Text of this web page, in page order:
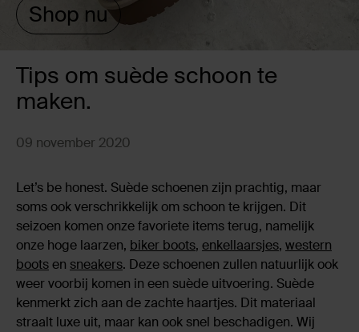
Tips om suède schoon te
maken.
09 november 2020
Shop nu
Let’s be honest. Suède schoenen zijn prachtig, maar
soms ook verschrikkelijk om schoon te krijgen. Dit
seizoen komen onze favoriete items terug, namelijk
onze hoge laarzen, biker boots, enkellaarsjes, western
bootsen sneakers. Deze schoenen zullen natuurlijk ook
weer voorbij komen in een suède uitvoering. Suède
kenmerkt zich aan de zachte haartjes. Dit materiaal
straalt luxe uit, maar kan ook snel beschadigen. Wij